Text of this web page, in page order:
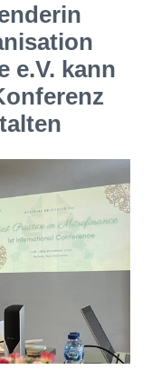
e.V. kann